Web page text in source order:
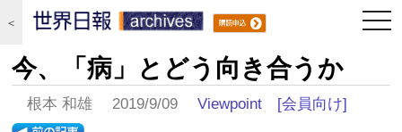
＜
今、「病」とどう向き合うか
根本 和雄 2019/9/09Viewpoint [会員向け]